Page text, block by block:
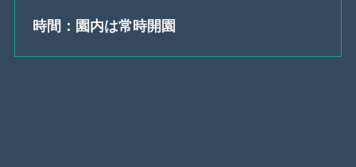
時間：園内は常時開園